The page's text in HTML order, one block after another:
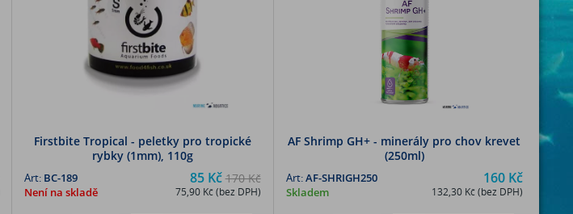
Firstbite Tropical - peletky pro tropické
rybky (1mm), 110g
85 Kč 170 Kč
75,90 Kč (bez DPH)
Art: BC-189
Není na skladě
AF Shrimp GH+ - minerály pro chov krevet
(250ml)
160 Kč
132,30 Kč (bez DPH)
Art:AF-SHRIGH250
Skladem